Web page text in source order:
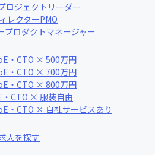
ロジェクトリーダー
レクターPMO
プロダクトマネージャー
・CTO × 500万円
・CTO × 700万円
・CTO × 800万円
・CTO × 服装自由
・CTO × 自社サービスあり
人を探す